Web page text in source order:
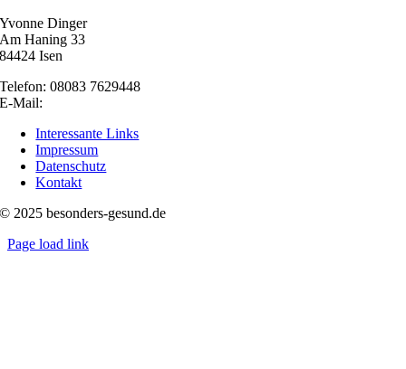
Yvonne Dinger
Am Haning 33
84424 Isen
Telefon: 08083 7629448
E-Mail:
Interessante Links
Impressum
Datenschutz
Kontakt
© 2025 besonders-gesund.de
Page load link